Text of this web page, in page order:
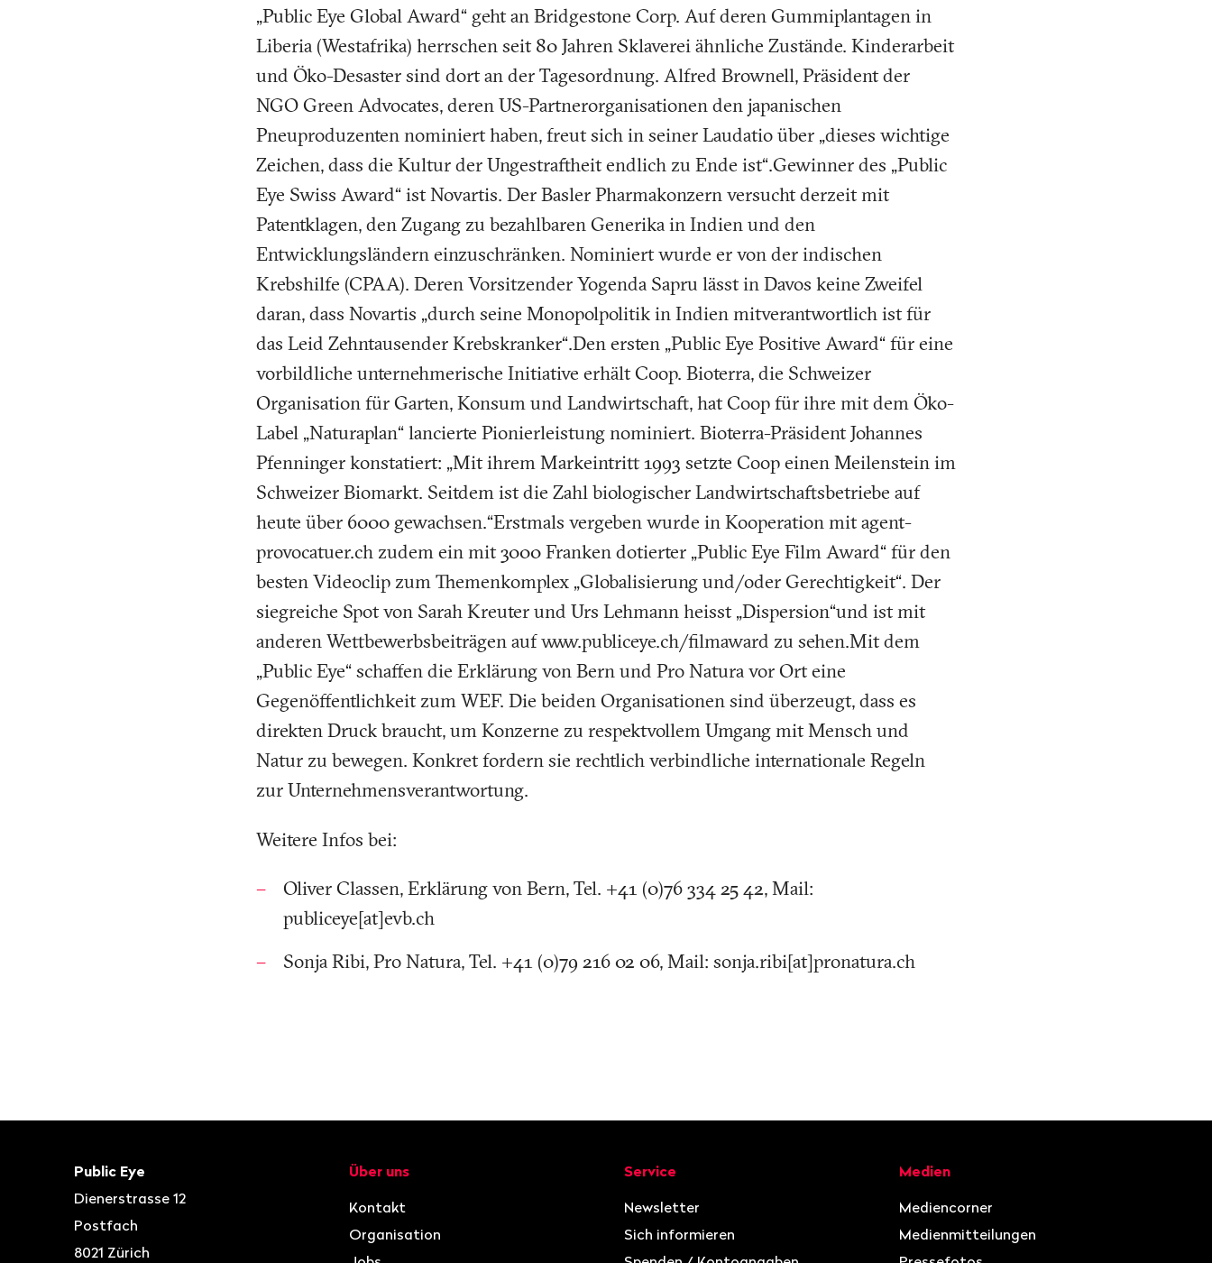
„Public Eye Global Award“ geht an Bridgestone Corp. Auf deren Gummiplantagen in
Liberia (Westafrika) herrschen seit 80 Jahren Sklaverei ähnliche Zustände. Kinderarbeit
und Öko-Desaster sind dort an der Tagesordnung. Alfred Brownell, Präsident der
NGO Green Advocates, deren US-Partnerorganisationen den japanischen
Pneuproduzenten nominiert haben, freut sich in seiner Laudatio über „dieses wichtige
Zeichen, dass die Kultur der Ungestraftheit endlich zu Ende ist“.Gewinner des „Public
Eye Swiss Award“ ist Novartis. Der Basler Pharmakonzern versucht derzeit mit
Patentklagen, den Zugang zu bezahlbaren Generika in Indien und den
Entwicklungsländern einzuschränken. Nominiert wurde er von der indischen
Krebshilfe (CPAA). Deren Vorsitzender Yogenda Sapru lässt in Davos keine Zweifel
daran, dass Novartis „durch seine Monopolpolitik in Indien mitverantwortlich ist für
das Leid Zehntausender Krebskranker“.Den ersten „Public Eye Positive Award“ für eine
vorbildliche unternehmerische Initiative erhält Coop. Bioterra, die Schweizer
Organisation für Garten, Konsum und Landwirtschaft, hat Coop für ihre mit dem Öko-
Label „Naturaplan“ lancierte Pionierleistung nominiert. Bioterra-Präsident Johannes
Pfenninger konstatiert: „Mit ihrem Markeintritt 1993 setzte Coop einen Meilenstein im
Schweizer Biomarkt. Seitdem ist die Zahl biologischer Landwirtschaftsbetriebe auf
heute über 6000 gewachsen.“Erstmals vergeben wurde in Kooperation mit agent-
provocatuer.ch zudem ein mit 3000 Franken dotierter „Public Eye Film Award“ für den
besten Videoclip zum Themenkomplex „Globalisierung und/oder Gerechtigkeit“. Der
siegreiche Spot von Sarah Kreuter und Urs Lehmann heisst „Dispersion“und ist mit
anderen Wettbewerbsbeiträgen auf www.publiceye.ch/filmaward zu sehen.Mit dem
„Public Eye“ schaffen die Erklärung von Bern und Pro Natura vor Ort eine
Gegenöffentlichkeit zum WEF. Die beiden Organisationen sind überzeugt, dass es
direkten Druck braucht, um Konzerne zu respektvollem Umgang mit Mensch und
Natur zu bewegen. Konkret fordern sie rechtlich verbindliche internationale Regeln
zur Unternehmensverantwortung.
Weitere Infos bei:
Oliver Classen, Erklärung von Bern, Tel. +41 (0)76 334 25 42, Mail:
publiceye[at]evb.ch
Sonja Ribi, Pro Natura, Tel. +41 (0)79 216 02 06, Mail: sonja.ribi[at]pronatura.ch
Kontakt
Public Eye
Dienerstrasse 12
Postfach
8021 Zürich
Navigation
Über uns
Kontakt
Organisation
Service
Newsletter
Sich informieren
Medien
Mediencorner
Medienmitteilungen